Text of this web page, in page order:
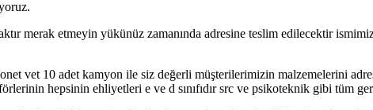
merak etmeyin yükünüz zamanında adresine teslim edilecektir
vet 10 adet kamyon ile siz değerli müşterilerimizin malzemelerini
hepsinin ehliyetleri e ve d sınıfıdır src ve psikoteknik gibi tüm